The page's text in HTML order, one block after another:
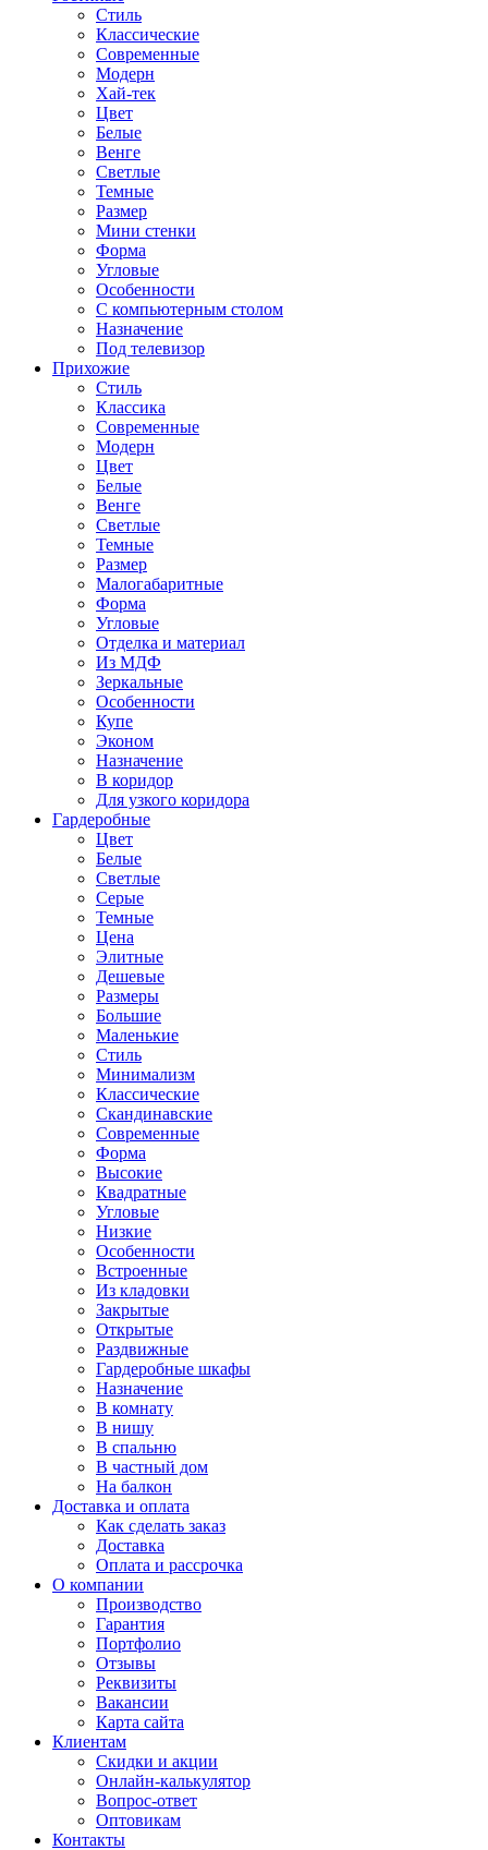
Стиль
Классические
Современные
Модерн
Хай-тек
Цвет
Белые
Венге
Светлые
Темные
Размер
Мини стенки
Форма
Угловые
Особенности
С компьютерным столом
Назначение
Под телевизор
Прихожие
Стиль
Классика
Современные
Модерн
Цвет
Белые
Венге
Светлые
Темные
Размер
Малогабаритные
Форма
Угловые
Отделка и материал
Из МДФ
Зеркальные
Особенности
Купе
Эконом
Назначение
В коридор
Для узкого коридора
Гардеробные
Цвет
Белые
Светлые
Серые
Темные
Цена
Элитные
Дешевые
Размеры
Большие
Маленькие
Стиль
Минимализм
Классические
Скандинавские
Современные
Форма
Высокие
Квадратные
Угловые
Низкие
Особенности
Встроенные
Из кладовки
Закрытые
Открытые
Раздвижные
Гардеробные шкафы
Назначение
В комнату
В нишу
В спальню
В частный дом
На балкон
Доставка и оплата
Как сделать заказ
Доставка
Оплата и рассрочка
О компании
Производство
Гарантия
Портфолио
Отзывы
Реквизиты
Вакансии
Карта сайта
Клиентам
Скидки и акции
Онлайн-калькулятор
Вопрос-ответ
Оптовикам
Контакты